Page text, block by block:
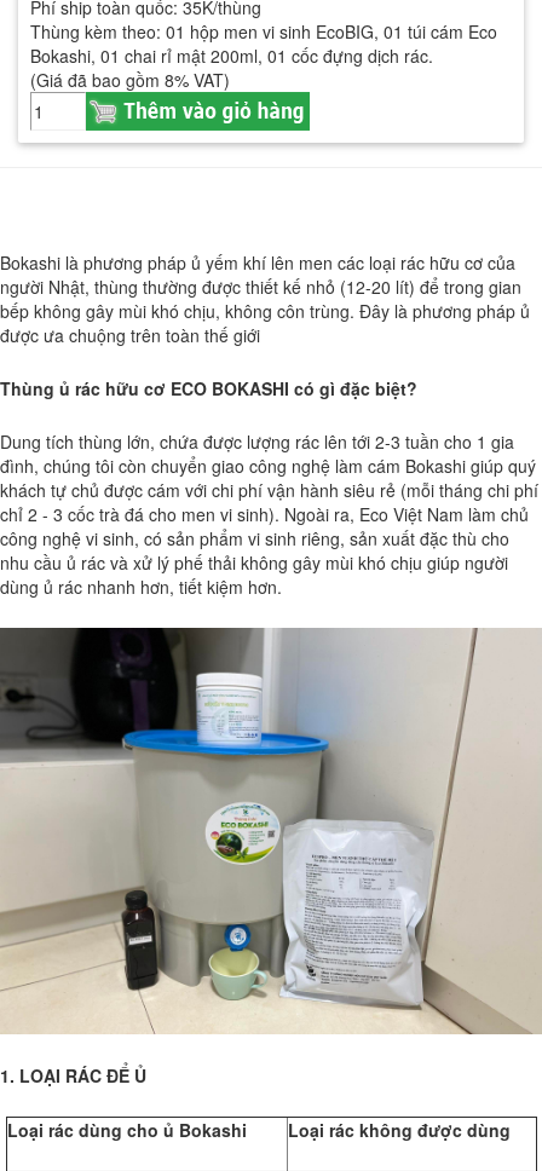
Phí ship toàn quốc: 35K/thùng
Thùng kèm theo: 01 hộp men vi sinh EcoBIG, 01 túi cám Eco
Bokashi, 01 chai rỉ mật 200ml, 01 cốc đựng dịch rác.
(Giá đã bao gồm 8% VAT)
Bokashi là phương pháp ủ yếm khí lên men các loại rác hữu cơ của
người Nhật, thùng thường được thiết kế nhỏ (12-20 lít) để trong gian
bếp không gây mùi khó chịu, không côn trùng. Đây là phương pháp ủ
được ưa chuộng trên toàn thế giới
Thùng ủ rác hữu cơ ECO BOKASHI có gì đặc biệt?
Dung tích thùng lớn, chứa được lượng rác lên tới 2-3 tuần cho 1 gia
đình, chúng tôi còn chuyển giao công nghệ làm cám Bokashi giúp quý
khách tự chủ được cám với chi phí vận hành siêu rẻ (mỗi tháng chi phí
chỉ 2 - 3 cốc trà đá cho men vi sinh). Ngoài ra, Eco Việt Nam làm chủ
công nghệ vi sinh, có sản phẩm vi sinh riêng, sản xuất đặc thù cho
nhu cầu ủ rác và xử lý phế thải không gây mùi khó chịu giúp người
dùng ủ rác nhanh hơn, tiết kiệm hơn.
1. LOẠI RÁC ĐỂ Ủ
Loại rác dùng cho ủ Bokashi Loại rác không được dùng